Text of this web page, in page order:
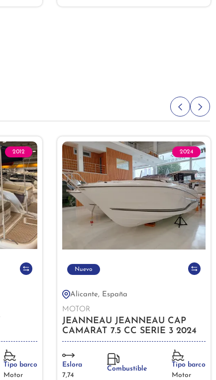
2012
Tipo barco
Motor
2024
Nuevo
Alicante, España
MOTOR
JEANNEAU JEANNEAU CAP
CAMARAT 7.5 CC SERIE 3 2024
Eslora
7,74
Combustible
Tipo barco
Motor